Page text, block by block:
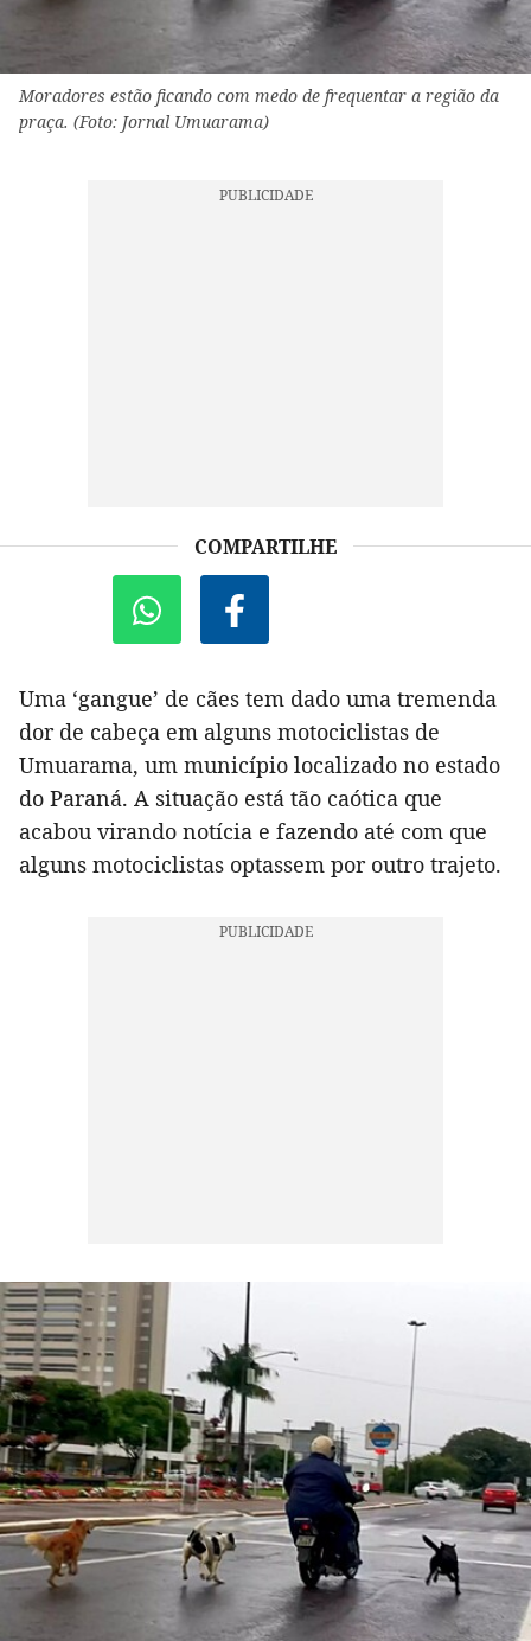
Moradores estão ficando com medo de frequentar a região da
praça. (Foto: Jornal Umuarama)
COMPARTILHE
Uma ‘gangue’ de cães tem dado uma tremenda
dor de cabeça em alguns motociclistas de
Umuarama, um município localizado no estado
do Paraná. A situação está tão caótica que
acabou virando notícia e fazendo até com que
alguns motociclistas optassem por outro trajeto.